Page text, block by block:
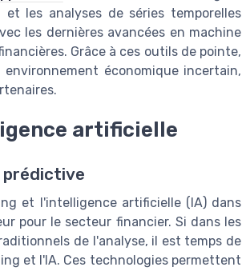
les analyses de séries temporelles
les dernières avancées en machine
Grâce à ces outils de pointe,
économique incertain,
artificielle
prédictive
et l'intelligence artificielle (IA) dans
pour le secteur financier. Si dans les
de l'analyse, il est temps de
et l'IA. Ces technologies permettent